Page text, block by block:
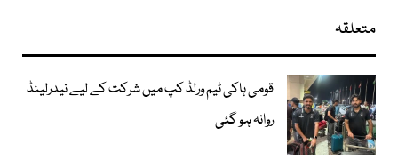
متعلقہ
قومی ہاکی ٹیم ورلڈ کپ میں شرکت کے لیے نیدرلینڈ
روانہ ہو گئی